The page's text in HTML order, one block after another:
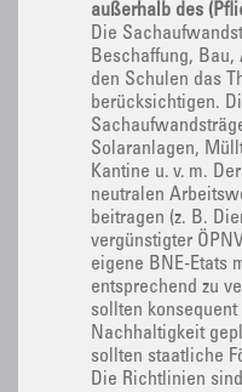
außerhalb des
Die
Beschaffung, Bau,
den Schulen das
berücksichtigen.
Solaranlagen,
Kantine u. v. m.
neutralen
beitragen (z. B.
vergünstigter
eigene BNE-Etats
entsprechend zu
sollten
Nachhaltigkeit
sollten staatliche
Die Richtlinien